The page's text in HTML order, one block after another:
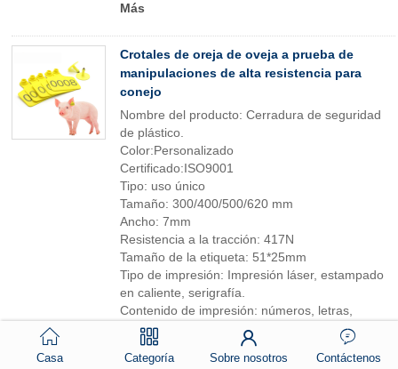
Más
Crotales de oreja de oveja a prueba de
manipulaciones de alta resistencia para
conejo
Nombre del producto: Cerradura de seguridad
de plástico.
Color:Personalizado
Certificado:ISO9001
Tipo: uso único
Tamaño: 300/400/500/620 mm
Ancho: 7mm
Resistencia a la tracción: 417N
Tamaño de la etiqueta: 51*25mm
Tipo de impresión: Impresión láser, estampado
en caliente, serigrafía.
Contenido de impresión: números, letras,
marcas, códigos de barras.
Detalles de empaquetado: 100 unidades/bolsa
de plástico, 25 bolsas/caja para cierre de
Casa Categoría Sobre nosotros Contáctenos